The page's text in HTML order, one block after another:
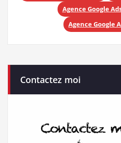
Agence Google
Agence Google
Contactez moi